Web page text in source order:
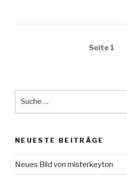
Beitragsnavigation
Seite 1
NEUESTE BEITRÄGE
Neues Bild von misterkeyton